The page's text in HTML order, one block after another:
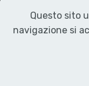
Questo sito
navigazione si